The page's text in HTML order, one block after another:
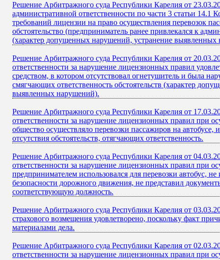
Решение Арбитражного суда Республики Карелия от
административной ответственности по части 3 статьи
требований лицензии на право осуществления перевозок
обстоятельство (предприниматель ранее привлекался к
(характер допущенных нарушений, устранение
Решение Арбитражного суда Республики Карелия от
ответственности за нарушение лицензионных правил
средством, в котором отсутствовал огнетушитель и была
смягчающих ответственность обстоятельств (характер
выявленных нарушений).
Решение Арбитражного суда Республики Карелия от
ответственности за нарушение лицензионных правил при
общество осуществляло перевозки пассажиров на
отсутствия обстоятельств, отягчающих ответственность.
Решение Арбитражного суда Республики Карелия от
ответственности за нарушение лицензионных правил при
предпринимателем использовался для перевозки автобус,
безопасности дорожного движения, не представил
соответствующую должность.
Решение Арбитражного суда Республики Карелия от
страхового возмещения удовлетворено, поскольку факт
материалами дела.
Решение Арбитражного суда Республики Карелия от
ответственности за нарушение лицензионных правил при